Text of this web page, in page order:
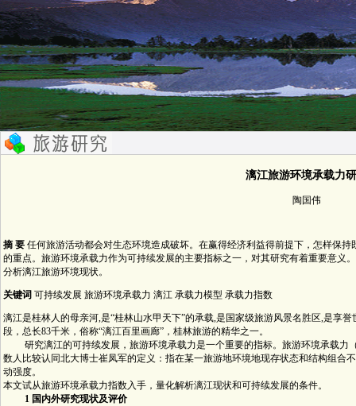
漓江旅游环境承载力
陶国伟
摘 要 任何旅游活动都会对生态环境造成破坏。在赢得经济利益得前提下，怎样保
的重点。旅游环境承载力作为可持续发展的主要指标之一，对其研究有着重要意义
分析漓江旅游环境现状。
关键词 可持续发展 旅游环境承载力 漓江 承载力模型 承载力指数
漓江是桂林人的母亲河,是“桂林山水甲天下”的承载,是国家级旅游风景名胜区,是享
段，总长83千米，俗称“漓江百里画廊”，桂林旅游的精华之一。
研究漓江的可持续发展，旅游环境承载力是一个重要的指标。旅游环境承载力（
数人比较认同北大博士崔凤军的定义：指在某一旅游地环境地现存状态和结构组合
动强度。
本文试从旅游环境承载力指数入手，量化解析漓江现状和可持续发展的条件。
1 国内外研究现状及评价